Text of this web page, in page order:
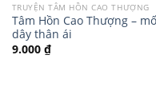
TRUYỆN TÂM HỒN CAO THƯỢNG
Tâm Hồn Cao Thượng –
dây thân ái
9.000 ₫